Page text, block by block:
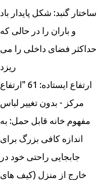
ساختار گنبد: شکل پایدار باد
و باران را در حالی که
حداکثر فضای داخلی را می
ریزد
ارتفاع ایستاده: 61 "ارتفاع
مرکز - بدون تغییر لباس
مفهوم خانه قابل حمل: به
اندازه کافی بزرگ برای
جابجایی راحتی خود در
خارج از منزل (کیف های